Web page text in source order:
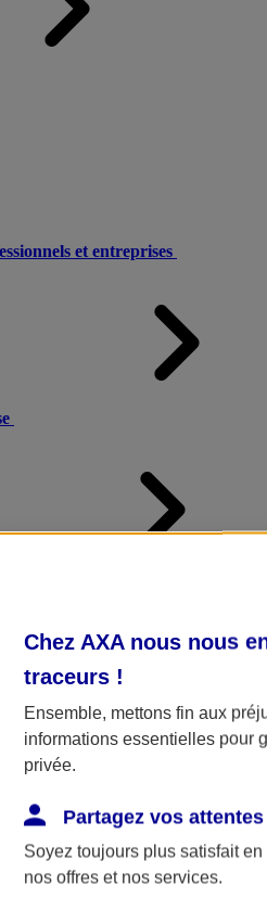
et entreprises
Chez AXA nous nous
traceurs !
Ensemble, mettons fin aux
informations essentielles pour
privée.
Partagez vos attentes
Soyez toujours plus satisfait
nos offres et nos services.